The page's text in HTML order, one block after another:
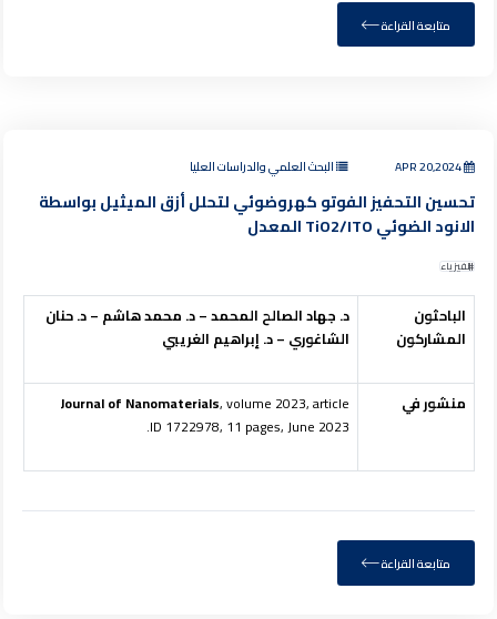
متابعة القراءة
APR 20,2024 البحث العلمي والدراسات العليا
تحسين التحفيز الفوتو كهروضوئي لتحلل أزق الميثيل بواسطة
الانود الضوئي TiO2/ITO المعدل
الفيزياء
الباحثون
المشاركون
د. جهاد الصالح المحمد – د. محمد هاشم – د. حنان
الشاغوري – د. إبراهيم الغريبي
منشور في Journal of Nanomaterials, volume 2023, article
ID 1722978, 11 pages, June 2023.
متابعة القراءة